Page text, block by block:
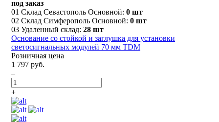
под заказ
01 Склад Севастополь Основной: 0 шт
02 Склад Симферополь Основной: 0 шт
03 Удаленный склад: 28 шт
Основание со стойкой и заглушка для установки
светосигнальных модулей 70 мм TDM
Розничная цена
1 797 руб.
–
+